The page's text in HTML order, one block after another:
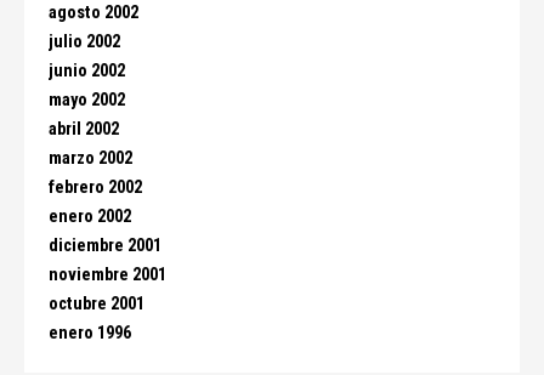
agosto 2002
julio 2002
junio 2002
mayo 2002
abril 2002
marzo 2002
febrero 2002
enero 2002
diciembre 2001
noviembre 2001
octubre 2001
enero 1996